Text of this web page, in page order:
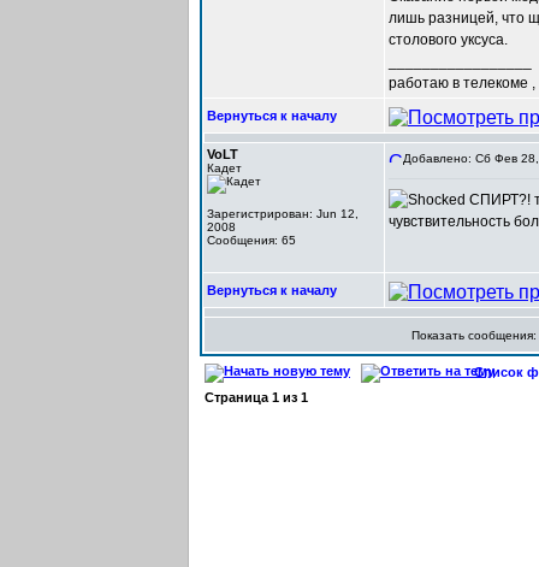
лишь разницей, что
столового уксуса.
работаю в телекоме
Вернуться к началу
VoLT
Кадет
Зарегистрирован: Jun 12,
2008
Сообщения: 65
Добавлено: Сб Фев
СПИРТ?!
чувствительность
Вернуться к началу
Показать сообщения:
Список
Страница 1 из 1